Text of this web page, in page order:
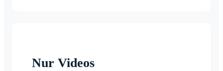
Nur Videos